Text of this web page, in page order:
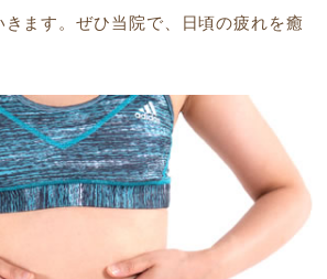
ます。ぜひ当院で、日頃の疲れを癒